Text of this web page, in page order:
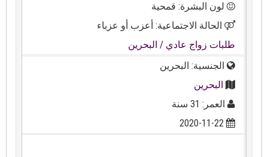
لون البشرة: قمحية
الحالة الاجتماعية: أعزب أو عزباء
طلبات زواج عادي/ البحرين
الجنسية: البحرين
البحرين
العمر: 31 سنة
2020-11-22